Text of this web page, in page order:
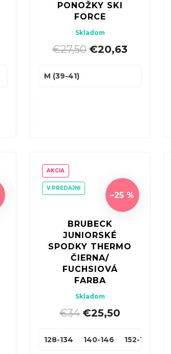
PONOŽKY SKI
FORCE
Skladom
€27,50| €20,63
M (39-41)
AKCIA
V PREDAJNI
–25 %
BRUBECK
JUNIORSKÉ
SPODKY THERMO
ČIERNA/
FUCHSIOVÁ
FARBA
Skladom
€34| €25,50
128-134 140-146 152-158